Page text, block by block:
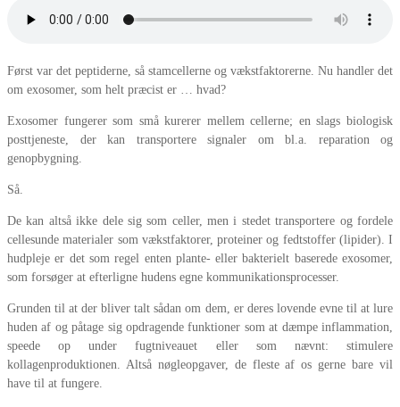
Først var det peptiderne, så stamcellerne og vækstfaktorerne. Nu handler det
om exosomer, som helt præcist er … hvad?
Exosomer fungerer som små kurerer mellem cellerne; en slags biologisk
posttjeneste, der kan transportere signaler om bl.a. reparation og
genopbygning.
Så.
De kan altså ikke dele sig som celler, men i stedet transportere og fordele
cellesunde materialer som vækstfaktorer, proteiner og fedtstoffer (lipider). I
hudpleje er det som regel enten plante- eller bakterielt baserede exosomer,
som forsøger at efterligne hudens egne kommunikationsprocesser.
Grunden til at der bliver talt sådan om dem, er deres lovende evne til at lure
huden af og påtage sig opdragende funktioner som at dæmpe inflammation,
speede op under fugtniveauet eller som nævnt: stimulere
kollagenproduktionen. Altså nøgleopgaver, de fleste af os gerne bare vil
have til at fungere.